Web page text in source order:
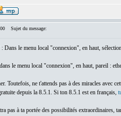
Sujet du message:
Dans le menu local "connexion", en haut,
le menu local "connexion", en haut, pareil :
Toutefois, ne t'attends pas à des miracles avec
depuis la 8.5.1. Si ton 8.5.1 est en français,
pas à ta portée des possibilités extraordinaires,